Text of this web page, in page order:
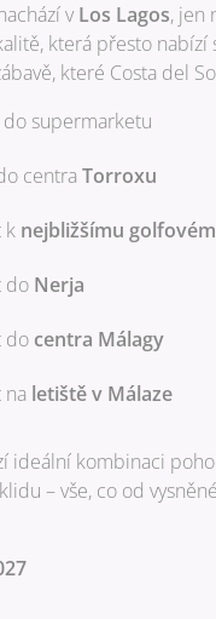
v Los Lagos, jen
která přesto nabízí
které Costa del
supermarketu
centra Torroxu
k nejbližšímu
do Nerja
do centra Málagy
letiště v Málaze
ideální kombinaci
– vše, co od